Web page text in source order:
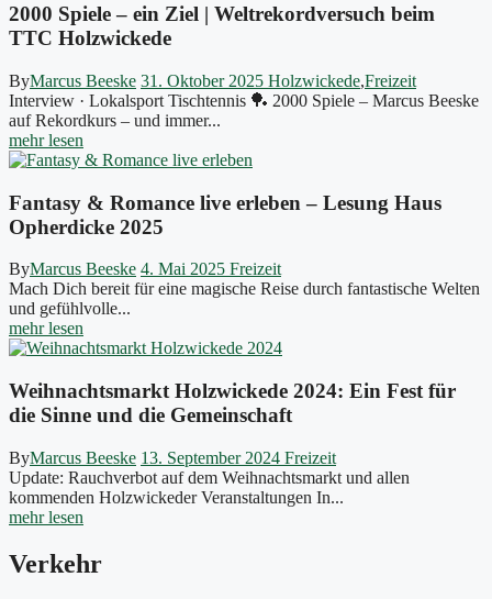
2000 Spiele – ein Ziel | Weltrekordversuch beim
TTC Holzwickede
ByMarcus Beeske 31. Oktober 2025 Holzwickede,Freizeit
Interview · Lokalsport Tischtennis 🏓 2000 Spiele – Marcus Beeske
auf Rekordkurs – und immer...
mehr lesen
Fantasy & Romance live erleben – Lesung Haus
Opherdicke 2025
ByMarcus Beeske 4. Mai 2025 Freizeit
Mach Dich bereit für eine magische Reise durch fantastische Welten
und gefühlvolle...
mehr lesen
Weihnachtsmarkt Holzwickede 2024: Ein Fest für
die Sinne und die Gemeinschaft
ByMarcus Beeske 13. September 2024 Freizeit
Update: Rauchverbot auf dem Weihnachtsmarkt und allen
kommenden Holzwickeder Veranstaltungen In...
mehr lesen
Verkehr